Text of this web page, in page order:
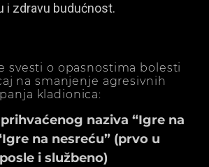
i zdravu budućnost.
svesti o opasnostima bolesti
na smanjenje agresivnih
kladionica:
naziva “Igre na
na nesreću” (prvo u
i službeno)